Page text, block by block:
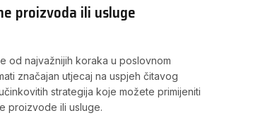
proizvoda ili usluge
od najvažnijih koraka u poslovnom
značajan utjecaj na uspjeh čitavog
strategija koje možete primijeniti
proizvode ili usluge.